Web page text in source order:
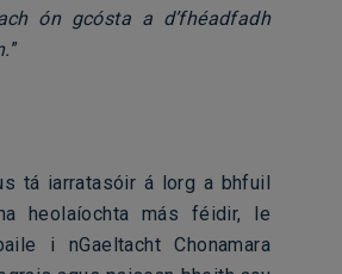
ón gcósta a d’fhéadfadh
”
tá iarratasóir á lorg a bhfuil
heolaíochta más féidir, le
i nGaeltacht Chonamara